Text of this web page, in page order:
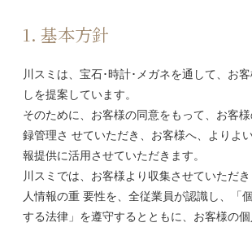
1. 基本方針
川スミは、宝石･時計･メガネを通して、お
しを提案しています。
そのために、お客様の同意をもって、お客
録管理さ せていただき、お客様へ、よりよ
報提供に活用させていただきます。
川スミでは、お客様より収集させていただ
人情報の重 要性を、全従業員が認識し、「
する法律」を遵守するとともに、お客様の